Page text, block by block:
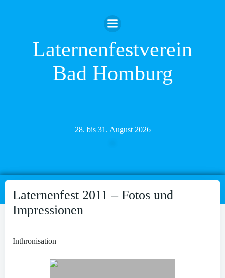
Inhalt
springen
Laternenfestverein
Bad Homburg
28. bis 31. August 2026
Laternenfest 2011 – Fotos und
Impressionen
Inthronisation